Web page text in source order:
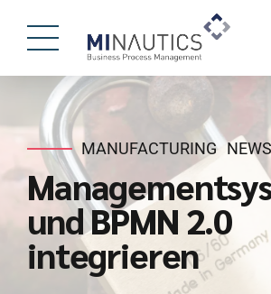
MANUFACTURING NEWS
und BPMN 2.0
integrieren